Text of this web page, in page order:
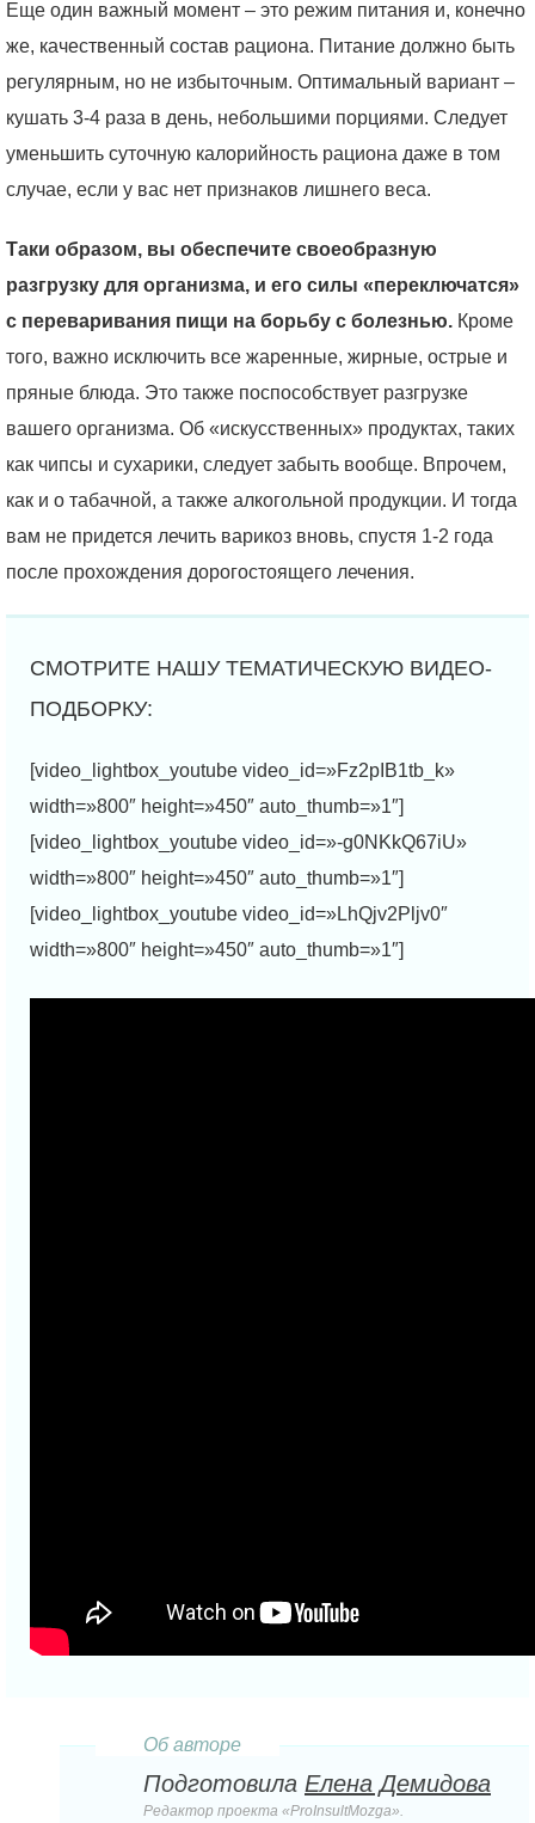
Еще один важный момент – это режим питания и, конечно
же, качественный состав рациона. Питание должно быть
регулярным, но не избыточным. Оптимальный вариант –
кушать 3-4 раза в день, небольшими порциями. Следует
уменьшить суточную калорийность рациона даже в том
случае, если у вас нет признаков лишнего веса.
Таки образом, вы обеспечите своеобразную
разгрузку для организма, и его силы «переключатся»
с переваривания пищи на борьбу с болезнью. Кроме
того, важно исключить все жаренные, жирные, острые и
пряные блюда. Это также поспособствует разгрузке
вашего организма. Об «искусственных» продуктах, таких
как чипсы и сухарики, следует забыть вообще. Впрочем,
как и о табачной, а также алкогольной продукции. И тогда
вам не придется лечить варикоз вновь, спустя 1-2 года
после прохождения дорогостоящего лечения.
[video_lightbox_youtube video_id=»Fz2pIB1tb_k»
width=»800″ height=»450″ auto_thumb=»1″]
[video_lightbox_youtube video_id=»-g0NKkQ67iU»
width=»800″ height=»450″ auto_thumb=»1″]
[video_lightbox_youtube video_id=»LhQjv2Pljv0″
width=»800″ height=»450″ auto_thumb=»1″]
Об авторе
Подготовила Елена Демидова
Редактор проекта «ProInsultMozga».